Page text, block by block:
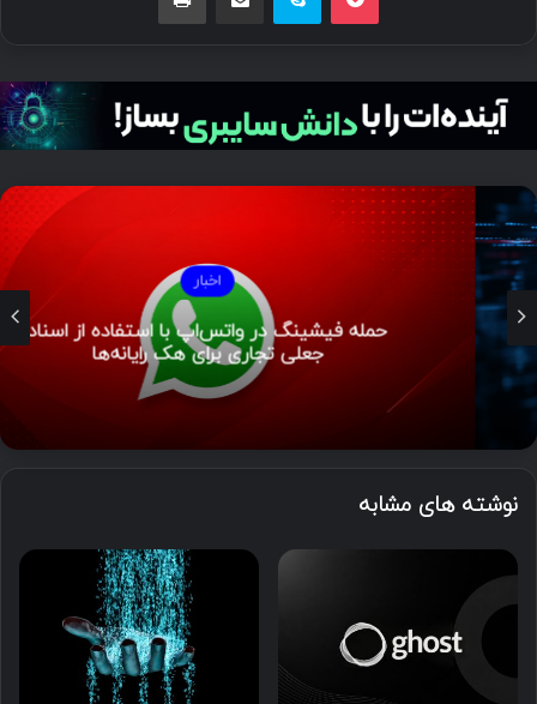
اخبار
حمله فیشینگ در واتس‌اپ با استفاده از اسناد
جعلی تجاری برای هک رایانه‌ها
نوشته های مشابه